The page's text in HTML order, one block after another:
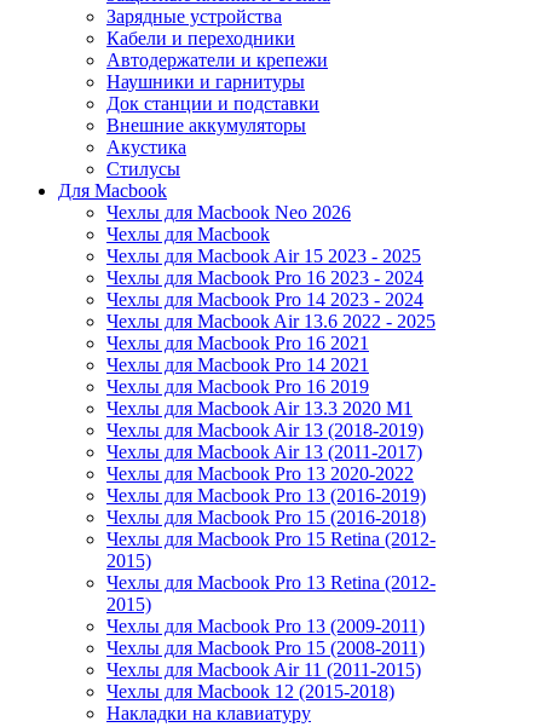
Зарядные устройства
Кабели и переходники
Автодержатели и крепежи
Наушники и гарнитуры
Док станции и подставки
Внешние аккумуляторы
Акустика
Стилусы
Для Macbook
Чехлы для Macbook Neo 2026
Чехлы для Macbook
Чехлы для Macbook Air 15 2023 - 2025
Чехлы для Macbook Pro 16 2023 - 2024
Чехлы для Macbook Pro 14 2023 - 2024
Чехлы для Macbook Air 13.6 2022 - 2025
Чехлы для Macbook Pro 16 2021
Чехлы для Macbook Pro 14 2021
Чехлы для Macbook Pro 16 2019
Чехлы для Macbook Air 13.3 2020 M1
Чехлы для Macbook Air 13 (2018-2019)
Чехлы для Macbook Air 13 (2011-2017)
Чехлы для Macbook Pro 13 2020-2022
Чехлы для Macbook Pro 13 (2016-2019)
Чехлы для Macbook Pro 15 (2016-2018)
Чехлы для Macbook Pro 15 Retina (2012-
2015)
Чехлы для Macbook Pro 13 Retina (2012-
2015)
Чехлы для Macbook Pro 13 (2009-2011)
Чехлы для Macbook Pro 15 (2008-2011)
Чехлы для Macbook Air 11 (2011-2015)
Чехлы для Macbook 12 (2015-2018)
Накладки на клавиатуру